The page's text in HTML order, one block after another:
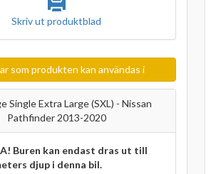
Skriv ut produktblad
som produkten kan användas i
Single Extra Large (SXL) - Nissan
Pathfinder 2013-2020
Buren kan endast dras ut till
djup i denna bil.